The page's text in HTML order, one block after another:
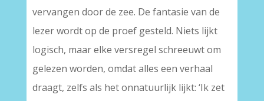
vervangen door de zee. De fantasie van de
lezer wordt op de proef gesteld. Niets lijkt
logisch, maar elke versregel schreeuwt om
gelezen worden, omdat alles een verhaal
draagt, zelfs als het onnatuurlijk lijkt: ‘Ik zet